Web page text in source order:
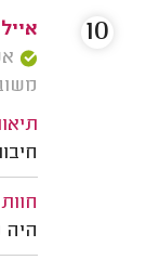
משוב: 05/
10